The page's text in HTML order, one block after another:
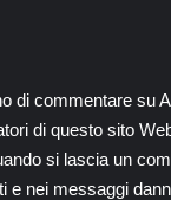
di commentare su
di questo sito
si lascia un
e nei messaggi